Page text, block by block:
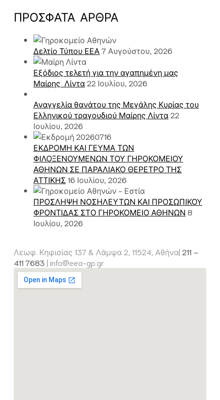
ΠΡΌΣΦΑΤΑ ΑΡΘΡΑ
Δελτίο Τύπου ΕΕΑ 7 Αυγούστου, 2026
Εξόδιος τελετή για την αγαπημένη μας
Μαίρης Λίντα22 Ιουλίου, 2026
Αναγγελία θανάτου της Μεγάλης Κυρίας του
Ελληνικού τραγουδιού Μαίρης Λίντα22
Ιουλίου, 2026
ΕΚΔΡΟΜΗ ΚΑΙ ΓΕΥΜΑ ΤΩΝ
ΦΙΛΟΞΕΝΟΥΜΕΝΩΝ ΤΟΥ ΓΗΡΟΚΟΜΕΙΟΥ
ΑΘΗΝΩΝ ΣΕ ΠΑΡΑΛΙΑΚΟ ΘΕΡΕΤΡΟ ΤΗΣ
ΑΤΤΙΚΗΣ 16 Ιουλίου, 2026
ΠΡΟΣΛΗΨΗ ΝΟΣΗΛΕΥΤΩΝ ΚΑΙ ΠΡΟΣΩΠΙΚΟΥ
ΦΡΟΝΤΙΔΑΣ ΣΤΟ ΓΗΡΟΚΟΜΕΙΟ ΑΘΗΝΩΝ 8
Ιουλίου, 2026
Λεωφ. Κηφισίας 137 & Λάμψα 2, 11524, Αθήνα| 211 –
411 7683 | info@eea-gp.gr